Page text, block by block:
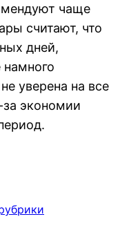
чаще
считают, что
дней,
уверена на все
за экономии